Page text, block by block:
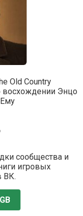
Old Country
восхождении Энцо
сообщества и
игровых
ВК.